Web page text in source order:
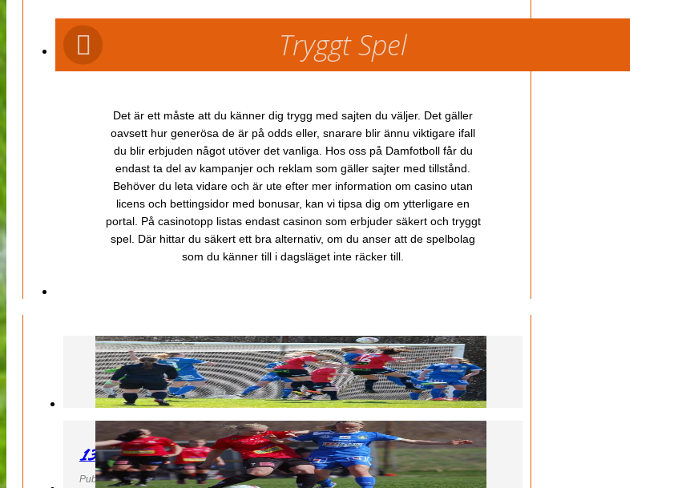
Tryggt Spel
Det är ett måste att du känner dig trygg med sajten du väljer. Det gäller
oavsett hur generösa de är på odds eller, snarare blir ännu viktigare ifall
du blir erbjuden något utöver det vanliga. Hos oss på Damfotboll får du
endast ta del av kampanjer och reklam som gäller sajter med tillstånd.
Behöver du leta vidare och är ute efter mer information om casino utan
licens och bettingsidor med bonusar, kan vi tipsa dig om ytterligare en
portal. På casinotopp listas endast casinon som erbjuder säkert och tryggt
spel. Där hittar du säkert ett bra alternativ, om du anser att de spelbolag
som du känner till i dagsläget inte räcker till.
130427 LB 07 – QBIK
Publicerad 27 April 2013, 22:40